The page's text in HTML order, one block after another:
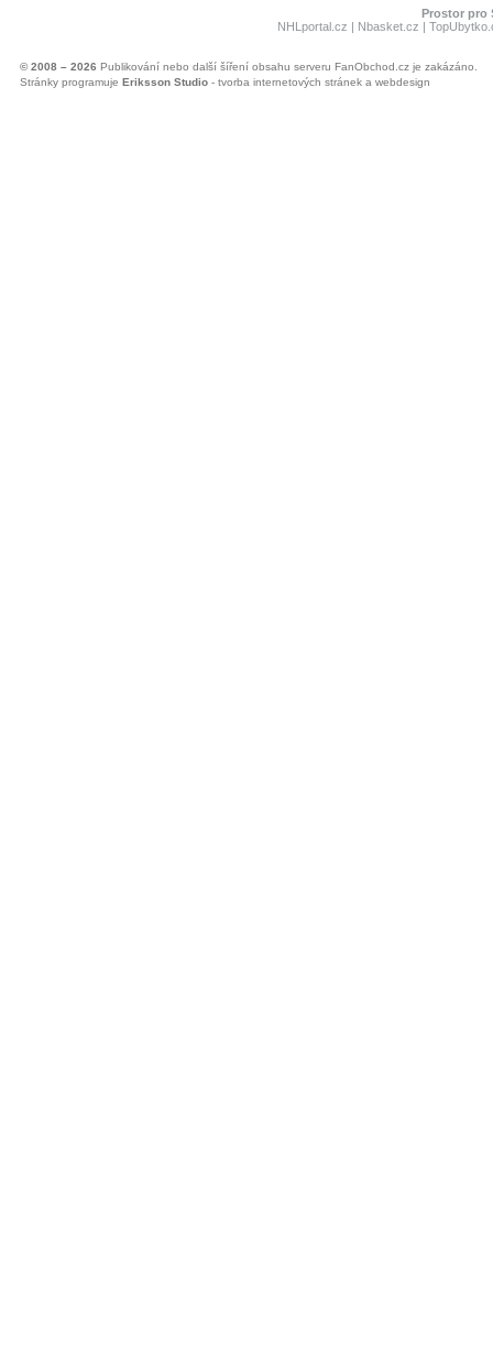
Prostor pro
NHLportal.cz | Nbasket.cz |
© 2008 – 2026 Publikování nebo další šíření obsahu serveru FanObchod.cz je zakázáno.
Stránky programuje Eriksson Studio - tvorba internetových stránek a webdesign